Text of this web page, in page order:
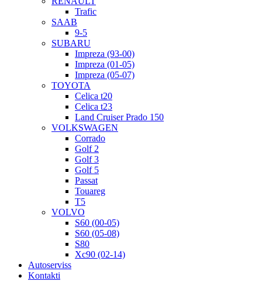
Trafic
SAAB
9-5
SUBARU
Impreza (93-00)
Impreza (01-05)
Impreza (05-07)
TOYOTA
Celica t20
Celica t23
Land Cruiser Prado 150
VOLKSWAGEN
Corrado
Golf 2
Golf 3
Golf 5
Passat
Touareg
T5
VOLVO
S60 (00-05)
S60 (05-08)
S80
Xc90 (02-14)
Autoserviss
Kontakti